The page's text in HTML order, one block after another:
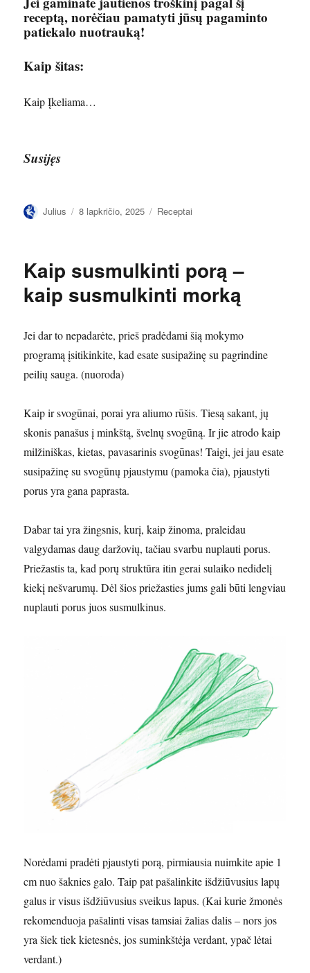
receptą, norėčiau pamatyti jūsų pagaminto
patiekalo nuotrauką!
Kaip šitas:
Kaip Įkeliama…
Susijęs
Autorius
Julius Paskelbta
8 lapkričio, 2025 Kategorijos
Receptai
Kaip susmulkinti porą –
kaip susmulkinti morką
Jei dar to nepadarėte, prieš pradėdami šią mokymo
programą įsitikinkite, kad esate susipažinę su pagrindine
peilių sauga. (nuoroda)
Kaip ir svogūnai, porai yra aliumo rūšis. Tiesą sakant, jų
skonis panašus į minkštą, švelnų svogūną. Ir jie atrodo kaip
milžiniškas, kietas, pavasarinis svogūnas! Taigi, jei jau esate
susipažinę su svogūnų pjaustymu (pamoka čia), pjaustyti
porus yra gana paprasta.
Dabar tai yra žingsnis, kurį, kaip žinoma, praleidau
valgydamas daug daržovių, tačiau svarbu nuplauti porus.
Priežastis ta, kad porų struktūra itin gerai sulaiko nedidelį
kiekį nešvarumų. Dėl šios priežasties jums gali būti lengviau
nuplauti porus juos susmulkinus.
Norėdami pradėti pjaustyti porą, pirmiausia nuimkite apie 1
cm nuo šaknies galo. Taip pat pašalinkite išdžiūvusius lapų
galus ir visus išdžiūvusius sveikus lapus. (Kai kurie žmonės
rekomenduoja pašalinti visas tamsiai žalias dalis – nors jos
yra šiek tiek kietesnės, jos suminkštėja verdant, ypač lėtai
verdant.)